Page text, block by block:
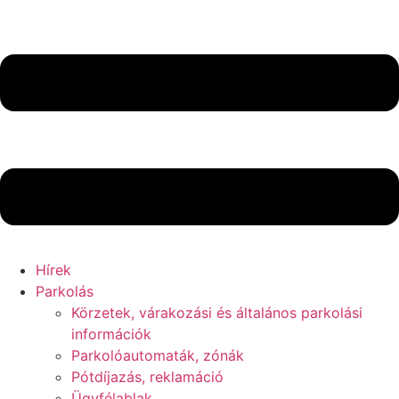
Hírek
Parkolás
Körzetek, várakozási és általános parkolási
információk
Parkolóautomaták, zónák
Pótdíjazás, reklamáció